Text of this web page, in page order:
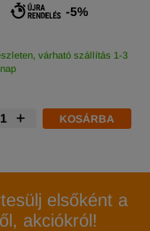
-5%
várható szállítás 1-3
+ KOSÁRBA
elsőként a
akciókról!